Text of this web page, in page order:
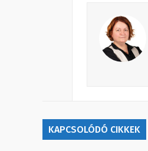
KAPCSOLÓDÓ CIKKEK